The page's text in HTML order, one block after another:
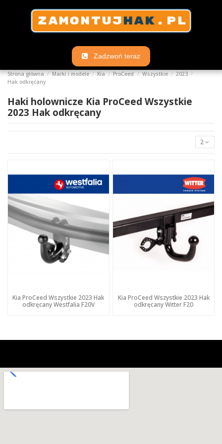
Zadzwoń teraz
Strona główna Marki i modele Kia ProCeed Wszystkie
2023
Hak odkręcany
Haki holownicze Kia ProCeed Wszystkie
2023 Hak odkręcany
2
Kia ProCeed Wszystkie 2023 Hak
odkręcany Westfalia F20V
Kia ProCeed Wszystkie 2023 Hak
odkręcany Witter F20